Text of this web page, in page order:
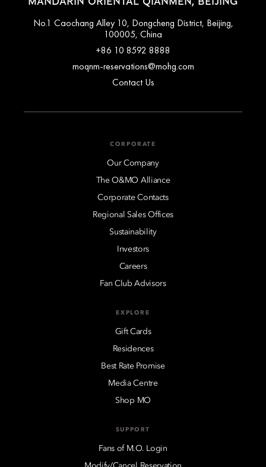
No.1 Caochang Alley 10, Dongcheng District, Beijing,
100005, China
+86 10 8592 8888
moqnm-reservations@mohg.com
Contact Us
CORPORATE
Our Company
The O&MO Alliance
Corporate Contacts
Regional Sales Offices
Sustainability
Investors
Careers
Fan Club Advisors
EXPLORE
Gift Cards
Residences
Best Rate Promise
Media Centre
Shop MO
SUPPORT
Fans of M.O. Login